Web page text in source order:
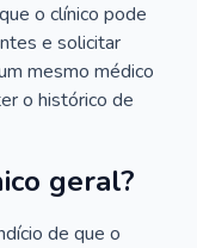
o clínico pode
e solicitar
mesmo médico
o histórico de
geral?
de que o